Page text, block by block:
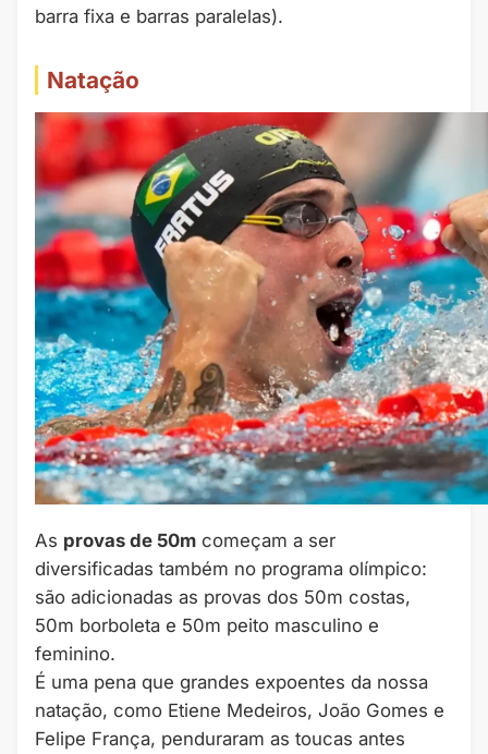
barra fixa e barras paralelas).
Natação
As provas de 50m começam a ser
diversificadas também no programa olímpico:
são adicionadas as provas dos 50m costas,
50m borboleta e 50m peito masculino e
feminino.
É uma pena que grandes expoentes da nossa
natação, como Etiene Medeiros, João Gomes e
Felipe França, penduraram as toucas antes